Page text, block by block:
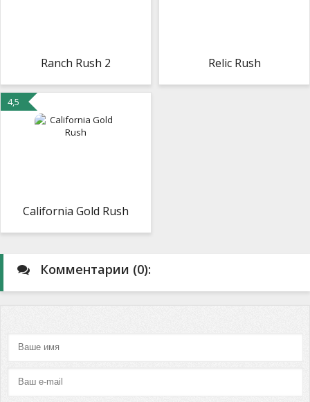
Ranch Rush 2 Relic Rush
4,5
California Gold Rush
Комментарии (0):